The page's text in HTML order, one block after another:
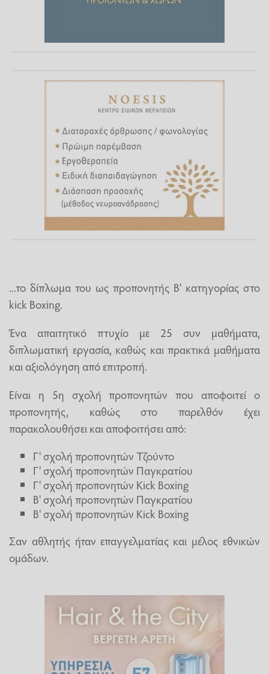
...το δίπλωμα του ως προπονητής Β' κατηγορίας στο
kick Boxing.
Ένα απαιτητικό πτυχίο με 25 συν μαθήματα,
διπλωματική εργασία, καθώς και πρακτικά μαθήματα
και αξιολόγηση από επιτροπή.
Είναι η 5η σχολή προπονητών που αποφοιτεί ο
προπονητής, καθώς στο παρελθόν έχει
παρακολουθήσει και αποφοιτήσει από:
Γ' σχολή προπονητών Τζούντο
Γ' σχολή προπονητών Παγκρατίου
Γ' σχολή προπονητών Kick Boxing
Β' σχολή προπονητών Παγκρατίου
Β' σχολή προπονητών Kick Boxing
Σαν αθλητής ήταν επαγγελματίας και μέλος εθνικών
ομάδων.